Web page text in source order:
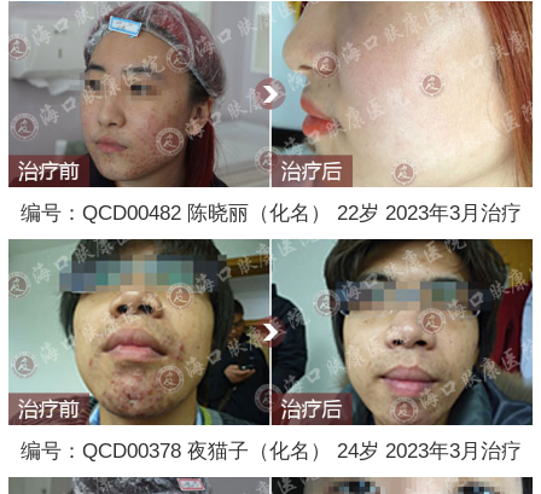
编号：QCD00482 陈晓丽（化名） 22岁 2023年3月治疗
编号：QCD00378 夜猫子（化名） 24岁 2023年3月治疗